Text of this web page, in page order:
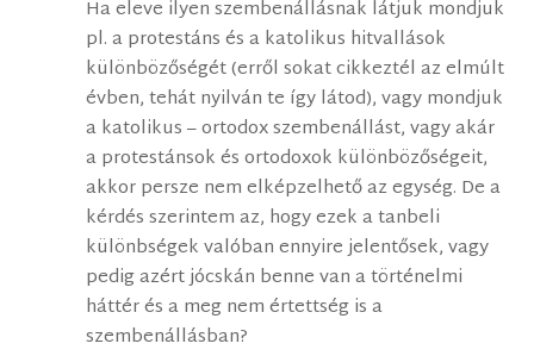
Ha eleve ilyen szembenállásnak látjuk mondjuk
pl. a protestáns és a katolikus hitvallások
különbözőségét (erről sokat cikkeztél az elmúlt
évben, tehát nyilván te így látod), vagy mondjuk
a katolikus – ortodox szembenállást, vagy akár
a protestánsok és ortodoxok különbözőségeit,
akkor persze nem elképzelhető az egység. De a
kérdés szerintem az, hogy ezek a tanbeli
különbségek valóban ennyire jelentősek, vagy
pedig azért jócskán benne van a történelmi
háttér és a meg nem értettség is a
szembenállásban?